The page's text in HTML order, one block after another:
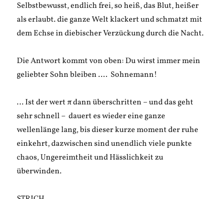
Selbstbewusst, endlich frei, so heiß, das Blut, heißer
als erlaubt. die ganze Welt klackert und schmatzt mit
dem Echse in diebischer Verzückung durch die Nacht.
Die Antwort kommt von oben: Du wirst immer mein
geliebter Sohn bleiben …. Sohnemann!
… Ist der wert π dann überschritten – und das geht
sehr schnell – dauert es wieder eine ganze
wellenlänge lang, bis dieser kurze moment der ruhe
einkehrt, dazwischen sind unendlich viele punkte
chaos, Ungereimtheit und Hässlichkeit zu
überwinden.